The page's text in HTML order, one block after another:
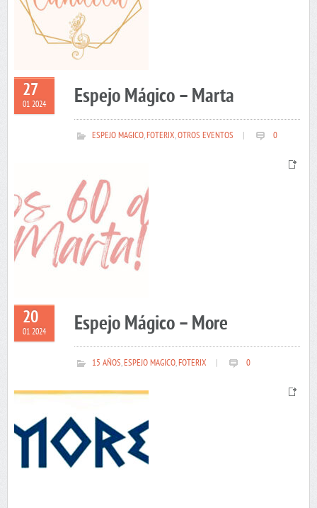
27
01 2024 Espejo Mágico – Marta
ESPEJO MAGICO,FOTERIX,OTROS EVENTOS 0
20
01 2024 Espejo Mágico – More
15 AÑOS,ESPEJO MAGICO,FOTERIX 0